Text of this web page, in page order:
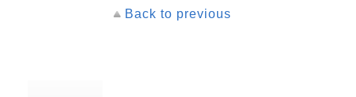
Back to previous